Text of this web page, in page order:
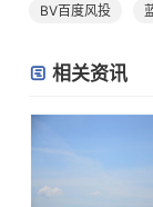
BV百度风投
相关资讯